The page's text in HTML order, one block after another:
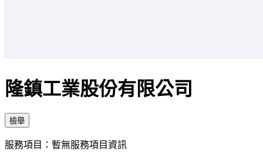
隆鎮工業股份有限公司
檢舉
服務項目：暫無服務項目資訊